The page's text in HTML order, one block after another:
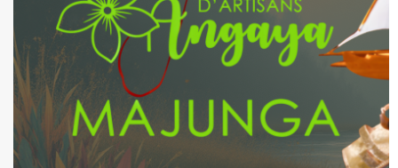
Artisanat Local
Artisanal local, fait main avec passion. Venez
découvrir nos créations unique, souvenirs
authentiques de votre passage dans la
Région Boeny.